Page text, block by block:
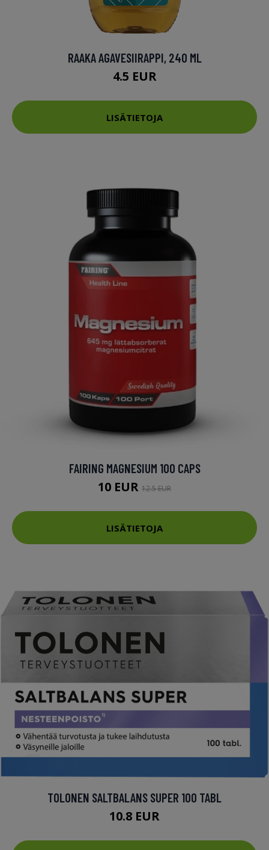
RAAKA AGAVESIIRAPPI, 240 ML
4.5 EUR
LISÄTIETOJA
FAIRING MAGNESIUM 100 CAPS
10 EUR 12.5 EUR
LISÄTIETOJA
TOLONEN SALTBALANS SUPER 100 TABL
10.8 EUR